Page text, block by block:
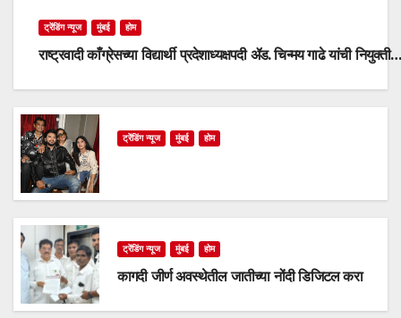
ट्रेंडिंग न्यूज मुंबई होम
राष्ट्रवादी काँग्रेसच्या विद्यार्थी प्रदेशाध्यक्षपदी ॲड. चिन्मय गाढे यांची नियुक्ती…
ट्रेंडिंग न्यूज मुंबई होम
ट्रेंडिंग न्यूज मुंबई होम
कागदी जीर्ण अवस्थेतील जातीच्या नोंदी डिजिटल करा